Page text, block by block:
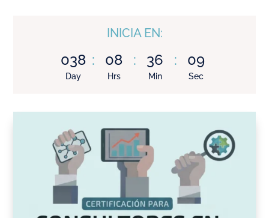
INICIA EN:
038
Day
: 08
Hrs
: 36
Min
: 07
Sec